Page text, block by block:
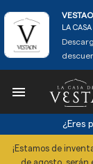
LA

¿Eres
¡Estamos de